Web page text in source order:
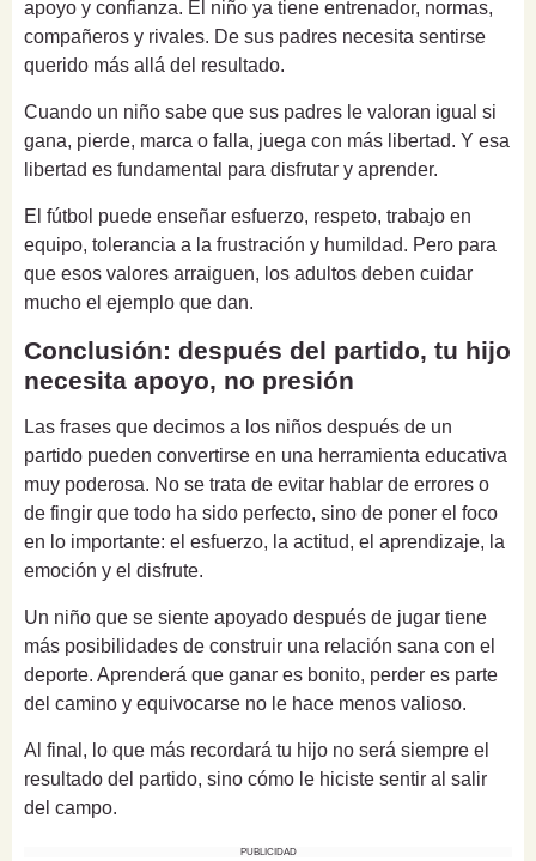
apoyo y confianza. El niño ya tiene entrenador, normas,
compañeros y rivales. De sus padres necesita sentirse
querido más allá del resultado.
Cuando un niño sabe que sus padres le valoran igual si
gana, pierde, marca o falla, juega con más libertad. Y esa
libertad es fundamental para disfrutar y aprender.
El fútbol puede enseñar esfuerzo, respeto, trabajo en
equipo, tolerancia a la frustración y humildad. Pero para
que esos valores arraiguen, los adultos deben cuidar
mucho el ejemplo que dan.
Conclusión: después del partido, tu hijo
necesita apoyo, no presión
Las frases que decimos a los niños después de un
partido pueden convertirse en una herramienta educativa
muy poderosa. No se trata de evitar hablar de errores o
de fingir que todo ha sido perfecto, sino de poner el foco
en lo importante: el esfuerzo, la actitud, el aprendizaje, la
emoción y el disfrute.
Un niño que se siente apoyado después de jugar tiene
más posibilidades de construir una relación sana con el
deporte. Aprenderá que ganar es bonito, perder es parte
del camino y equivocarse no le hace menos valioso.
Al final, lo que más recordará tu hijo no será siempre el
resultado del partido, sino cómo le hiciste sentir al salir
del campo.
PUBLICIDAD